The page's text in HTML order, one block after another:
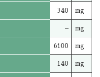
340 mg
– mg
6100 mg
140 mg